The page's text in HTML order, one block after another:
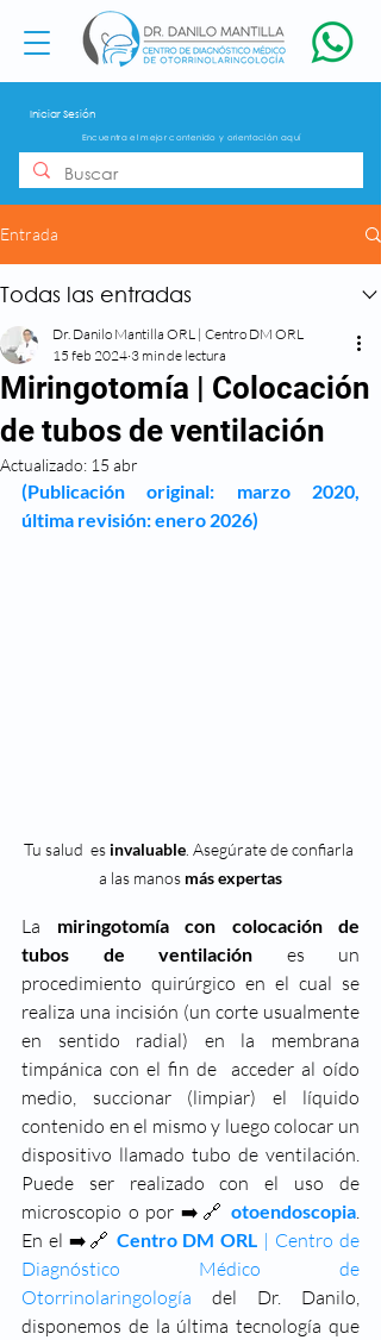
Iniciar Sesión
Encuentra el mejor contenido y orientación aquí
Entrada
Todas las entradas
Miringotomía | Colocación
de tubos de ventilación
Dr. Danilo Mantilla ORL | Centro DM ORL
15 feb 2024 3 min de lectura
Actualizado: 15 abr
(Publicación original: marzo 2020,
última revisión: enero 2026)
Tu salud  es invaluable . Asegúrate de confiarla
a las manos más expertas
La
miringotomía con colocación de
tubos de ventilación es un
procedimiento quirúrgico en el cual se
realiza una incisión (un corte usualmente
en sentido radial) en la membrana
timpánica con el fin de  acceder al oído
medio, succionar (limpiar) el líquido
contenido en el mismo y luego colocar un
dispositivo llamado tubo de ventilación.
Puede ser realizado con el uso de
microscopio o por ➡️🔗 otoendoscopia.
En el ➡️🔗 Centro DM ORL | Centro de
Diagnóstico Médico de
Otorrinolaringología del Dr. Danilo,
disponemos de la última tecnología que